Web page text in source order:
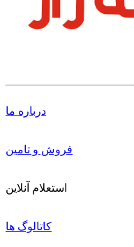
درباره ما
فروش و تامین
استعلام آنلاین
کاتالوگ ها